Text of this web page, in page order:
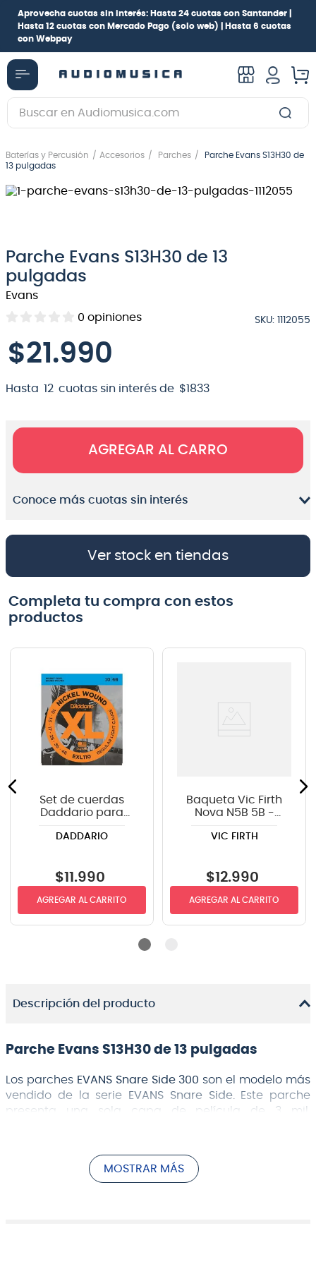
Aprovecha cuotas sin interés: Hasta 24 cuotas con Santander |
Hasta 12 cuotas con Mercado Pago (solo web) |
Hasta 6 cuotas
con Webpay
Buscar en Audiomusica.com
Baterías y Percusión Accesorios Parches
Parche Evans S13H30 de
13 pulgadas
Parche Evans S13H30 de 13
pulgadas
Evans
0 opiniones SKU: 1112055
$21 .990
Hasta 12 cuotas sin interés de $1833
AGREGAR AL CARRO
Conoce más cuotas sin interés
Ver stock en tiendas
Completa tu compra con estos
productos
Set de cuerdas
Daddario para
EXL110 .010-.046
DADDARIO
$11 .990
AGREGAR AL CARRITO
Baqueta Vic Firth
Nova N5B 5B -
VIC FIRTH
$12.990
AGREGAR AL CARRITO
Descripción del producto
Parche Evans S13H30 de 13 pulgadas
Los parches EVANS Snare Side 300 son el modelo más
vendido de la serie EVANS Snare Side.Este parche
presenta una sola capa de película de 3 mil,
incorporada con la tecnologíaEVANS
facilitar la afinación, un rango de tono extendido y
MOSTRAR MÁS
1.
guitarra electrica
2.
bajo
5.
amplificador
guitarra
9 .
micrófono
10. violin